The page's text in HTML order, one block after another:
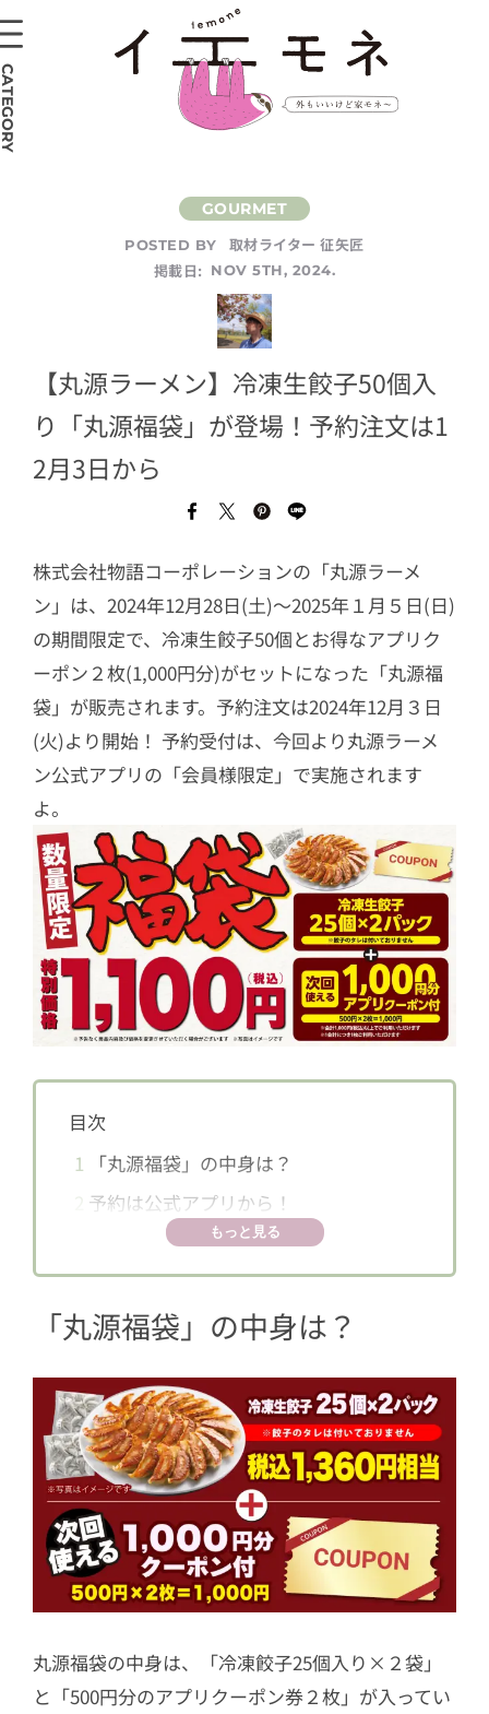
POSTED BY
取材ライター 征矢匠
掲載日:
NOV 5TH, 2024.
【丸源ラーメン】冷凍生餃子50個入
り「丸源福袋」が登場！予約注文は1
2月3日から
株式会社物語コーポレーションの「丸源ラーメ
ン」は、2024年12月28日(土)〜2025年１月５日(日)
の期間限定で、冷凍生餃子50個とお得なアプリク
ーポン２枚(1,000円分)がセットになった「丸源福
袋」が販売されます。予約注文は2024年12月３日
(火)より開始！ 予約受付は、今回より丸源ラーメ
ン公式アプリの「会員様限定」で実施されます
よ。
目次
1
「丸源福袋」の中身は？
2 予約は公式アプリから！
もっと見る
「丸源福袋」の中身は？
丸源福袋の中身は、「冷凍餃子25個入り×２袋」
と「500円分のアプリクーポン券２枚」が入ってい